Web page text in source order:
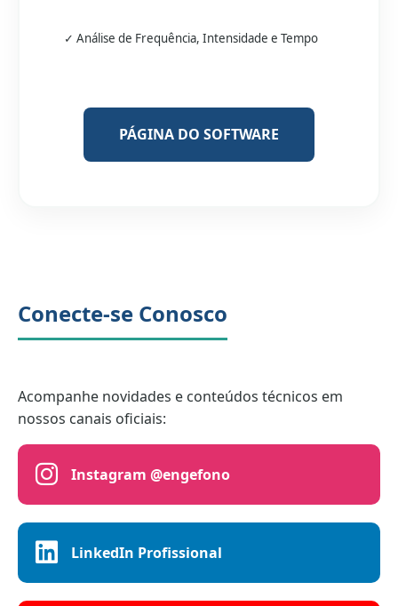
✓ Análise de Frequência, Intensidade e Tempo
PÁGINA DO SOFTWARE
Conecte-se Conosco
Acompanhe novidades e conteúdos técnicos em
nossos canais oficiais:
Instagram @engefono
LinkedIn Profissional